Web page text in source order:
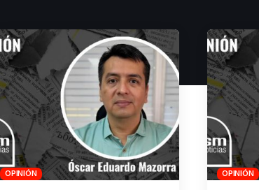
OPINIÓN OPINIÓN